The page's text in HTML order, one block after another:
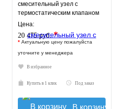
смесительный узел с
термостатическим клапаном
30-60°C, без насоса
Цена:
20 475 руб.*
* Актуальную цену пожалуйста
уточните у менеджера
В избранное
Купить в 1 клик Под заказ
В корзину